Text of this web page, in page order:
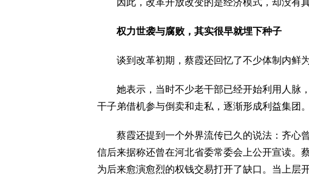
因此，改革开放改变的是经济模式，却没有真
权力世袭与腐败，其实很早就埋下种子
谈到改革初期，蔡霞还回忆了不少体制内鲜为
她表示，当时不少老干部已经开始利用人脉
干子弟借机参与倒卖和走私，逐渐形成利益集团。
蔡霞还提到一个外界流传已久的说法：齐心
信后来据称还曾在河北省委常委会上公开宣读。
为后来愈演愈烈的权钱交易打开了缺口。当上层